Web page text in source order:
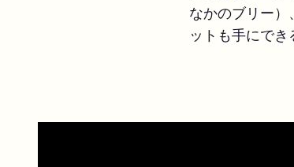
なかのブリー）
ットも手にでき